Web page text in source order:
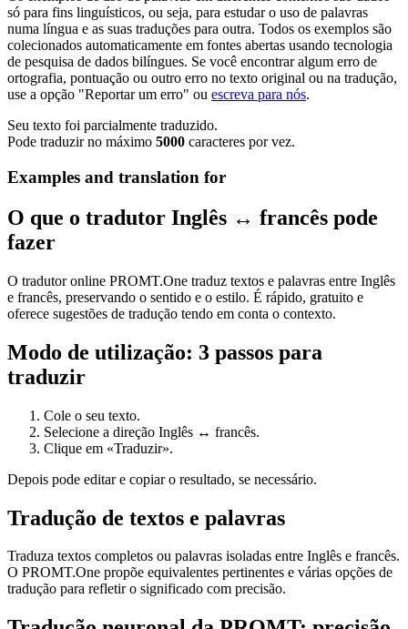
só para fins linguísticos, ou seja, para estudar o uso de palavras
numa língua e as suas traduções para outra. Todos os exemplos são
colecionados automaticamente em fontes abertas usando tecnologia
de pesquisa de dados bilíngues. Se você encontrar algum erro de
ortografia, pontuação ou outro erro no texto original ou na tradução,
use a opção "Reportar um erro" ou escreva para nós.
Seu texto foi parcialmente traduzido.
Pode traduzir no máximo 5000 caracteres por vez.
Examples and translation for
O que o tradutor Inglês ↔ francês pode
fazer
O tradutor online PROMT.One traduz textos e palavras entre Inglês
e francês, preservando o sentido e o estilo. É rápido, gratuito e
oferece sugestões de tradução tendo em conta o contexto.
Modo de utilização: 3 passos para
traduzir
Cole o seu texto.
Selecione a direção Inglês ↔ francês.
Clique em «Traduzir».
Depois pode editar e copiar o resultado, se necessário.
Tradução de textos e palavras
Traduza textos completos ou palavras isoladas entre Inglês e francês.
O PROMT.One propõe equivalentes pertinentes e várias opções de
tradução para refletir o significado com precisão.